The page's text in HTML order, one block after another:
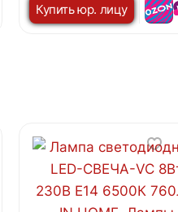
Купить юр. лицу